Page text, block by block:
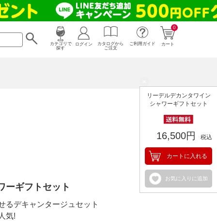
カテゴリで
探す
0
カート
ログイン
カタログから
ご注文
ご利用ガイド
リーデルデカンタワイン
シャワーギフトセット
16,500円 税込
カートに入れる
お気に入りに追加
ーギフトセット
るデキャンタージュセット
気!